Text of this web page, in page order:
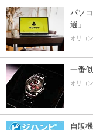
パソ
選」
オリコ
一番
オリコ
自販